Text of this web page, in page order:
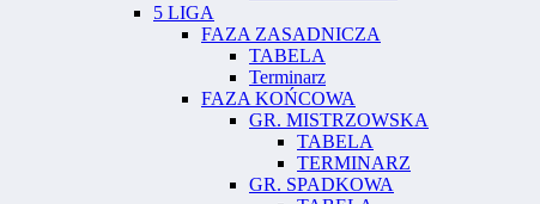
5 LIGA
FAZA ZASADNICZA
TABELA
Terminarz
FAZA KOŃCOWA
GR. MISTRZOWSKA
TABELA
TERMINARZ
GR. SPADKOWA